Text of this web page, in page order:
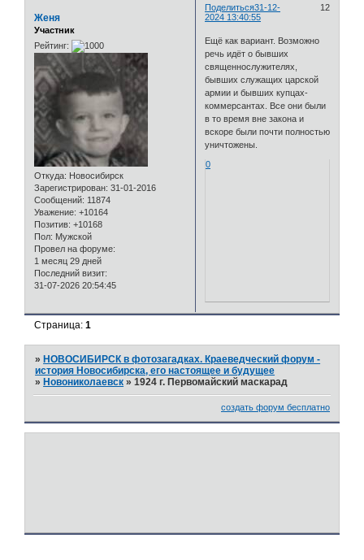
Поделиться 12
31-12-
2024 13:40:55
Женя
Участник
Рейтинг:
Откуда: Новосибирск
Зарегистрирован: 31-01-2016
Сообщений: 11874
Уважение: +10164
Позитив: +10168
Пол: Мужской
Провел на форуме:
1 месяц 29 дней
Последний визит:
31-07-2026 20:54:45
Ещё как вариант. Возможно
речь идёт о бывших
священнослужителях,
бывших служащих царской
армии и бывших купцах-
коммерсантах. Все они были
в то время вне закона и
вскоре были почти полностью
уничтожены.
0
Страница:1
» НОВОСИБИРСК в фотозагадках. Краеведческий форум -
история Новосибирска, его настоящее и будущее
» Новониколаевск »1924 г. Первомайский маскарад
создать форум бесплатно